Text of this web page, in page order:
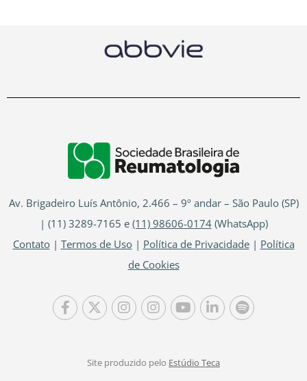
Av. Brigadeiro Luís Antônio, 2.466 – 9º andar – São Paulo (SP)
| (11) 3289-7165 e (11) 98606-0174(WhatsApp)
Contato| Termos de Uso| Política de Privacidade| Política
de Cookies
Site produzido pelo Estúdio Teca